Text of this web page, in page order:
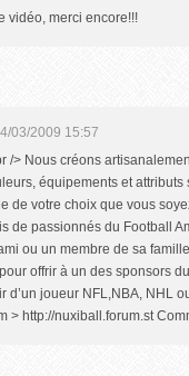
vidéo, merci encore!!!
03/2009 15:57
/> Nous créons
équipements et
de votre choix que vous
de passionnés du Football
ou un membre de sa
offrir à un des sponsors
d’un joueur NFL,NBA, NHL
> http://nuxiball.forum.st